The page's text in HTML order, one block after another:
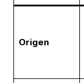
Origen